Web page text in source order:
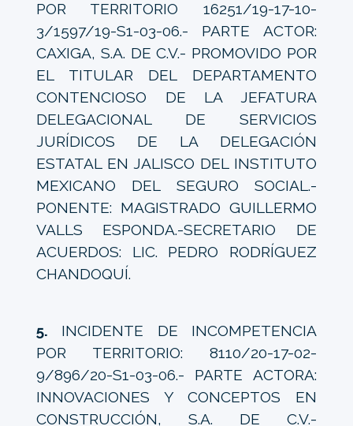
POR TERRITORIO 16251/19-17-10-
3/1597/19-S1-03-06.- PARTE ACTOR:
CAXIGA, S.A. DE C.V.- PROMOVIDO POR
EL TITULAR DEL DEPARTAMENTO
CONTENCIOSO DE LA JEFATURA
DELEGACIONAL DE SERVICIOS
JURÍDICOS DE LA DELEGACIÓN
ESTATAL EN JALISCO DEL INSTITUTO
MEXICANO DEL SEGURO SOCIAL.-
PONENTE: MAGISTRADO GUILLERMO
VALLS ESPONDA.-SECRETARIO DE
ACUERDOS: LIC. PEDRO RODRÍGUEZ
CHANDOQUÍ.
5. INCIDENTE DE INCOMPETENCIA
POR TERRITORIO: 8110/20-17-02-
9/896/20-S1-03-06.- PARTE ACTORA:
INNOVACIONES Y CONCEPTOS EN
CONSTRUCCIÓN, S.A. DE C.V.-